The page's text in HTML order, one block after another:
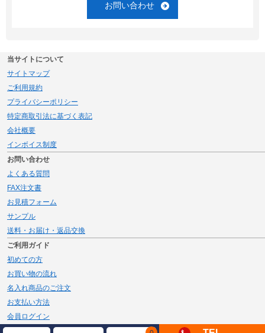
お問い合わせ
当サイトについて
サイトマップ
ご利用規約
プライバシーポリシー
特定商取引法に基づく表記
会社概要
インボイス制度
お問い合わせ
よくある質問
FAX注文書
お見積フォーム
サンプル
送料・お届け・返品交換
ご利用ガイド
初めての方
お買い物の流れ
名入れ商品のご注文
お支払い方法
会員ログイン
メルマガ登録